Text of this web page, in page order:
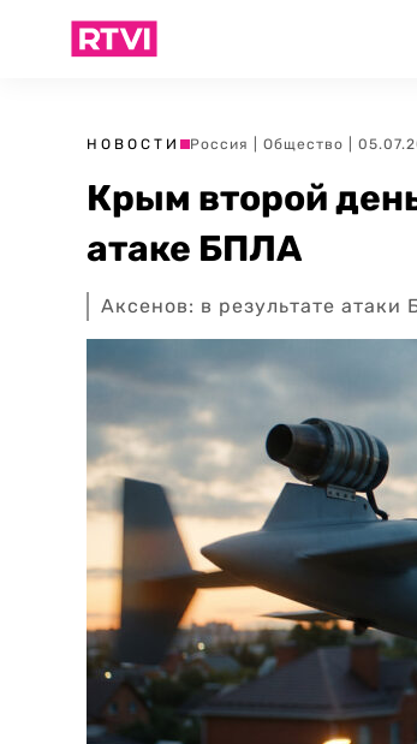
НОВОСТИ Россия Общество |
Крым второй
атаке БПЛА
Аксенов: в результате